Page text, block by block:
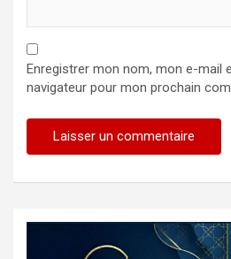
Enregistrer mon nom, mon e-mail
navigateur pour mon prochain